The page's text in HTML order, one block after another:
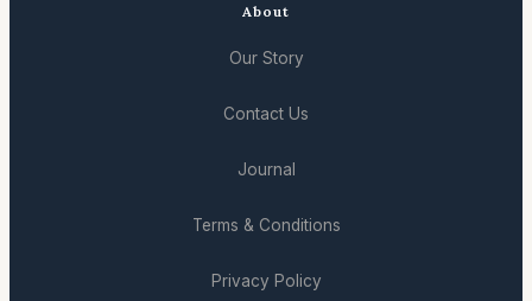
About
Our Story
Contact Us
Journal
Terms & Conditions
Privacy Policy